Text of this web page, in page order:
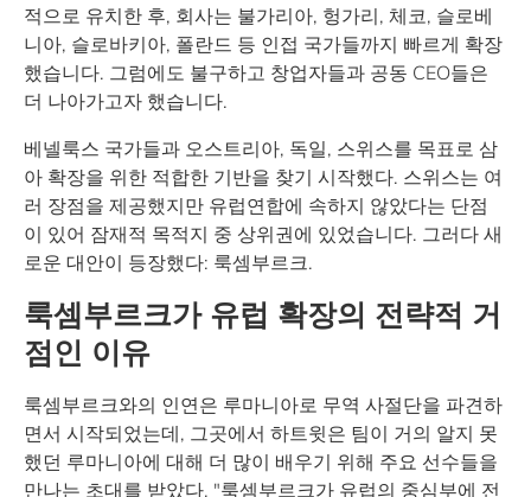
적으로 유치한 후, 회사는 불가리아, 헝가리, 체코, 슬로베
니아, 슬로바키아, 폴란드 등 인접 국가들까지 빠르게 확장
했습니다. 그럼에도 불구하고 창업자들과 공동 CEO들은
더 나아가고자 했습니다.
베넬룩스 국가들과 오스트리아, 독일, 스위스를 목표로 삼
아 확장을 위한 적합한 기반을 찾기 시작했다. 스위스는 여
러 장점을 제공했지만 유럽연합에 속하지 않았다는 단점
이 있어 잠재적 목적지 중 상위권에 있었습니다. 그러다 새
로운 대안이 등장했다: 룩셈부르크.
룩셈부르크가 유럽 확장의 전략적 거
점인 이유
룩셈부르크와의 인연은 루마니아로 무역 사절단을 파견하
면서 시작되었는데, 그곳에서 하트윗은 팀이 거의 알지 못
했던 루마니아에 대해 더 많이 배우기 위해 주요 선수들을
만나는 초대를 받았다. "룩셈부르크가 유럽의 중심부에 전